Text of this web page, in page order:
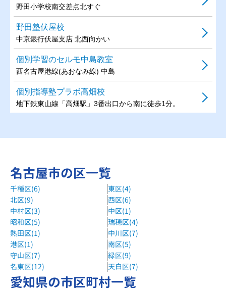
野田小学校南交差点北すぐ
野田塾伏屋校
中京銀行伏屋支店 北西向かい
個別学習のセルモ中島教室
西名古屋港線(あおなみ線) 中島
個別指導塾プラボ高畑校
地下鉄東山線「高畑駅」3番出口から南に徒歩1分。
荒子小学校から徒歩5分
名古屋市の区一覧
千種区(6)
東区(4)
北区(9)
西区(6)
中村区(3)
中区(1)
昭和区(5)
瑞穂区(4)
熱田区(1)
中川区(7)
港区(1)
南区(5)
守山区(7)
緑区(9)
名東区(12)
天白区(7)
愛知県の市区町村一覧